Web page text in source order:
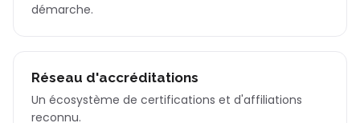
démarche.
Réseau d'accréditations
Un écosystème de certifications et d'affiliations
reconnu.